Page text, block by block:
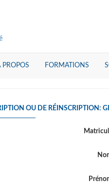
PROPOS FORMATIONS
OU DE RÉINSCRIPTION: